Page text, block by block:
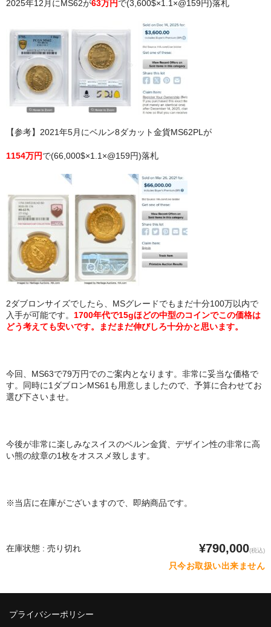
2025年12月にMS62が63万円で(3,600$×1.1×@159円)落札
【参考】2021年5月にベルン8ダカット金貨MS62PLが
1154万円で(66,000$×1.1×@159円)落札
2ダブロンサイズでしたら、MSグレードでもまだ十分100万以内で
入手が可能です。 1700年代で15gほどの中型のコインでこの価格は
どう考えても安いです。まだまだ伸びしろ十分かと思います。
今回、MS63で79万円でのご案内となります。非常に妥当な価格で
す。同時に1ダブロンMS61も用意しましたので、予算に合わせてお
選び下さいませ。
今後が非常に楽しみなスイスのベルン金貨、デザイン性の非常に高
い熊の紋章の1枚をオススメ致します。
※当店に在庫がございますので、即納商品です。
在庫状態 : 売り切れ ¥790,000(税込)
只今お取扱い出来ません
プライバシーポリシー